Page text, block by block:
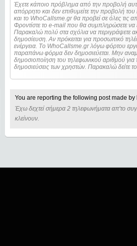
Έχετε κάποιο πρόβλημα από την προβολή
απόρρητο και δεν επιθυμείτε την προβολή
και το WhoCallsme.gr θα προβεί σε όλες τις
Φροντίστε το e-mail που θα συμπληρώσετε να
Παρακαλώ πολύ στα σχόλια να περιγράψετε
δημοσίευση. Αν πρόκειται για προσωπικό τηλέφωνο απαιτείται η ταυτοποίηση των στοιχείων πριν από οποιοδήποτε
ενέργεια. Τo WhoCallsme.gr λόγω φόρτου
παραπάνω φόρμα δεν δημοσιεύεται. Μην
δημοσιοποίηση του τηλεφωνικού αριθμού για
δημοσιεύσεις των χρηστών. Παρακαλώ δείτε
You are reporting the following post made by
Έχω δεχτεί σήμερα 2 τηλεφωνήματα απ'το
κλείνουν.